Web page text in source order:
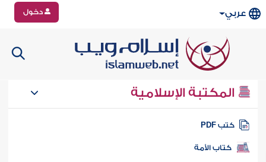
عربي دخول
المكتبة الإسلامية
كتب PDF